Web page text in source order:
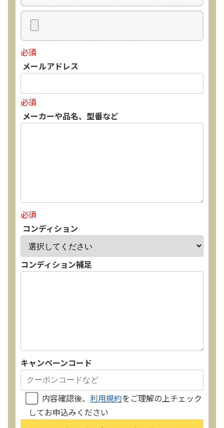
必須
メールアドレス
必須
メーカーや品名、型番など
必須
コンディション
コンディション補足
キャンペーンコード
内容確認後、 利用規約をご理解の上チェック
してお申込みください